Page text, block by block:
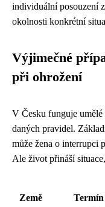
individuální posouzení
okolnosti konkrétní
Výjimečné
při ohrožení
V Česku funguje umělé
daných pravidel.
může žena o interrupci
Ale život přináší
Země
Termín